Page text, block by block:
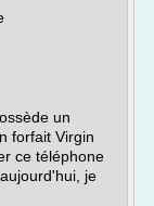
un
forfait Virgin
ce téléphone
je